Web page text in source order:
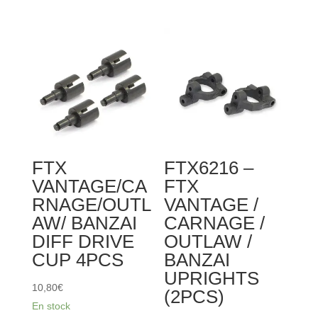
CARNAGE
OUTLAW
BANZAI
STEERING
ACKERMAN
PLATE
CARNAGE
BANZAI
DIFF
16T
GEAR
WASHER
(6PCS)
FTX
VANTAGE/CA
RNAGE/OUTL
AW/ BANZAI
DIFF DRIVE
CUP 4PCS
10,80€
En stock
FTX6216 –
FTX
VANTAGE /
CARNAGE /
OUTLAW /
BANZAI
UPRIGHTS
(2PCS)